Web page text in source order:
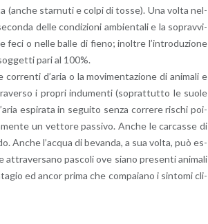
(anche star­nu­ti e colpi di tosse). Una volta nel­
delle con­di­zio­ni am­bien­ta­li e la so­prav­vi­
o nelle balle di fieno; inol­tre l’in­tro­du­zio­ne
pari al 100%.
d’a­ria o la mo­vi­men­ta­zio­ne di ani­ma­li e
i pro­pri in­du­men­ti (so­prat­tut­to le suole
espi­ra­ta in se­gui­to senza cor­re­re ri­schi poi­
un vet­to­re pas­si­vo. Anche le car­cas­se di
Anche l’ac­qua di be­van­da, a sua volta, può es­
at­tra­ver­sa­no pa­sco­li ove siano pre­sen­ti ani­ma­li
ed ancor prima che com­pa­ia­no i sin­to­mi cli­